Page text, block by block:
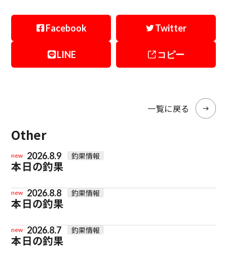
Facebook Twitter
LINE コピー
一覧に戻る
Other
new 2026.8.9 釣果情報
本日の釣果
new 2026.8.8 釣果情報
本日の釣果
new 2026.8.7 釣果情報
本日の釣果